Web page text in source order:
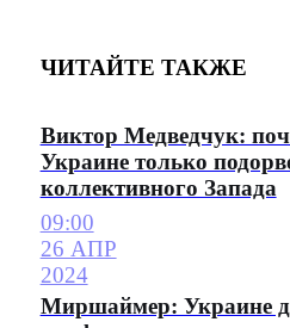
ЧИТАЙТЕ ТАКЖЕ
Виктор Медведчук:
Украине только
коллективного Запада
09:00
26 АПР
2024
Миршаймер: Украине